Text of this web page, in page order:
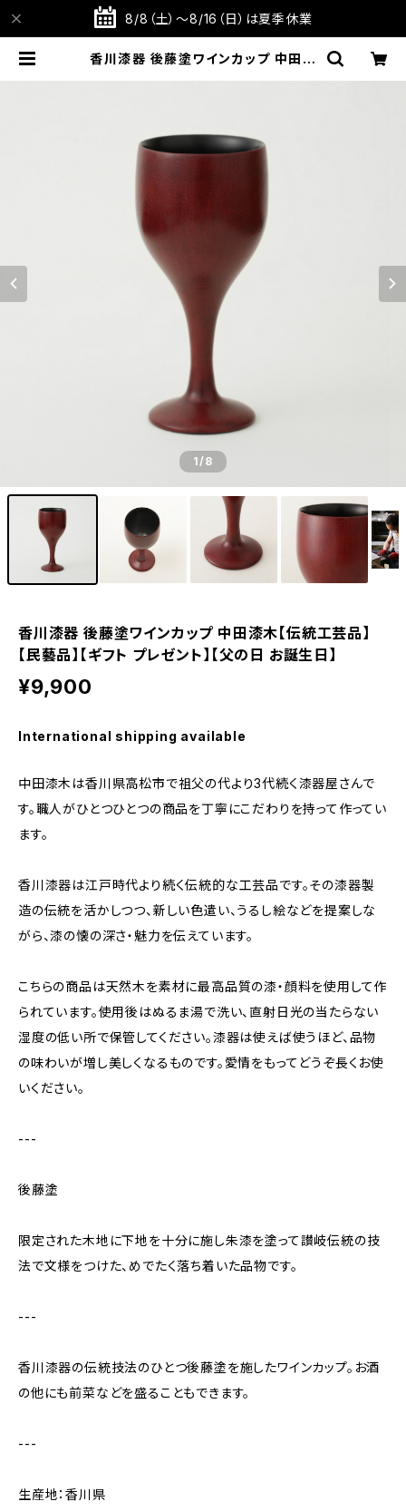
8/8（土）～8/16（日）は夏季休業
香川漆器 後藤塗ワインカップ 中田漆
1/8
香川漆器 後藤塗ワインカップ 中田漆木【伝統工芸品】
【民藝品】【ギフト プレゼント】【父の日 お誕生日】
¥9,900
International shipping available
中田漆木は香川県高松市で祖父の代より3代続く漆器屋さんで
す。職人がひとつひとつの商品を丁寧にこだわりを持って作ってい
ます。
香川漆器は江戸時代より続く伝統的な工芸品です。その漆器製
造の伝統を活かしつつ、新しい色遣い、うるし絵などを提案しな
がら、漆の懐の深さ・魅力を伝えています。
こちらの商品は天然木を素材に最高品質の漆・顔料を使用して作
られています。使用後はぬるま湯で洗い、直射日光の当たらない
湿度の低い所で保管してください。漆器は使えば使うほど、品物
の味わいが増し美しくなるものです。愛情をもってどうぞ長くお使
いください。
---
後藤塗
限定された木地に下地を十分に施し朱漆を塗って讃岐伝統の技
法で文様をつけた、めでたく落ち着いた品物です。
---
香川漆器の伝統技法のひとつ後藤塗を施したワインカップ。お酒
の他にも前菜などを盛ることもできます。
---
生産地：香川県